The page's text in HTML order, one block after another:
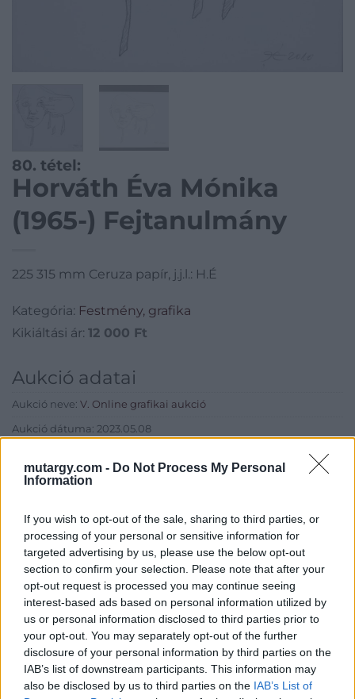
mutargy.com - Do Not Process My Personal
Information
If you wish to opt-out of the sale, sharing to third parties, or
processing of your personal or sensitive information for
targeted advertising by us, please use the below opt-out
section to confirm your selection. Please note that after your
opt-out request is processed you may continue seeing
interest-based ads based on personal information utilized by
us or personal information disclosed to third parties prior to
your opt-out. You may separately opt-out of the further
disclosure of your personal information by third parties on the
IAB’s list of downstream participants. This information may
also be disclosed by us to third parties on the IAB’s List of
80. tétel:
Horváth Éva Mónika
(1965-) Fejtanulmány
225 315 mm Ceruza papír, j.j.l.: H.É
Kategória: Festmény, grafika
Kikiáltási ár: 12 000 Ft
Aukció adatai
Aukció neve: V. Online grafikai aukció
Aukció dátuma: 2023.05.08
Aukció helye:http://www.bodaofart.com
Eladó adatai
Boda Gallery of Art
Cím: Boda Péter
Boda Galéria és Aukciósház
Budapest
1111.Budapest Bartók Béla út 34
1111
Telefon: (06-20) 519-08-91 ; (06-1)